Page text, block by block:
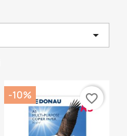

-10% favorite_border